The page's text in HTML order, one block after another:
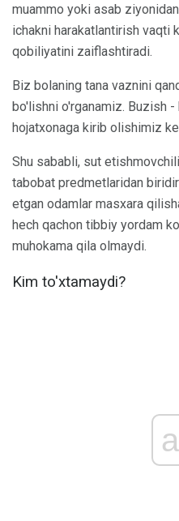
muammo yoki asab
ichakni harakatlantirish vaqti
qobiliyatini zaiflashtiradi.
Biz bolaning tana vaznini
bo'lishni o'rganamiz. Buzish
hojatxonaga kirib olishimiz
Shu sababli, sut
tabobat predmetlaridan
etgan odamlar masxara
hech qachon tibbiy yordam
muhokama qila olmaydi.
Kim to'xtamaydi?